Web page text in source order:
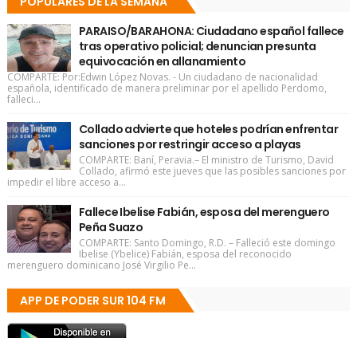
PARAISO/BARAHONA: Ciudadano español fallece
tras operativo policial; denuncian presunta
equivocación en allanamiento
COMPARTE: Por:Edwin López Novas. - Un ciudadano de nacionalidad
española, identificado de manera preliminar por el apellido Perdomo,
falleci...
Collado advierte que hoteles podrían enfrentar
sanciones por restringir acceso a playas
COMPARTE: Baní, Peravia.– El ministro de Turismo, David
Collado, afirmó este jueves que las posibles sanciones por
impedir el libre acceso a...
Fallece Ibelise Fabián, esposa del merenguero
Peña Suazo
COMPARTE: Santo Domingo, R.D. – Falleció este domingo
Ibelise (Ybelice) Fabián, esposa del reconocido
merenguero dominicano José Virgilio Pe...
APP DE PODER SUR 104 FM